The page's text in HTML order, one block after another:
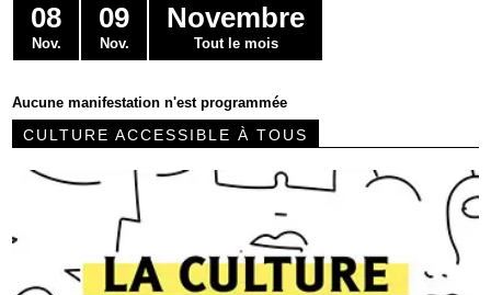
08
Nov.
09
Nov.
Novembre
Tout le mois
Aucune manifestation n'est programmée
CULTURE ACCESSIBLE À TOUS